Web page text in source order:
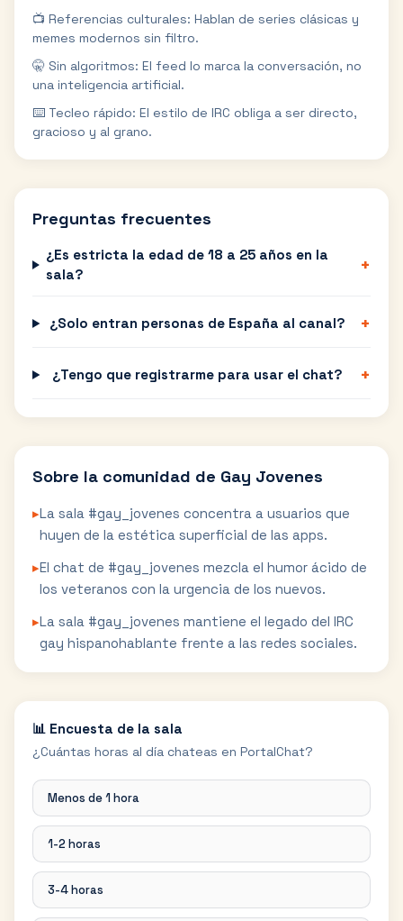
📺 Referencias culturales: Hablan de series clásicas y
memes modernos sin filtro.
🤫 Sin algoritmos: El feed lo marca la conversación, no
una inteligencia artificial.
⌨️ Tecleo rápido: El estilo de IRC obliga a ser directo,
gracioso y al grano.
Preguntas frecuentes
¿Es estricta la edad de 18 a 25 años en la
sala?
+
¿Solo entran personas de España al canal? +
¿Tengo que registrarme para usar el chat? +
Sobre la comunidad de Gay Jovenes
▸La sala #gay_jovenes concentra a usuarios que
huyen de la estética superficial de las apps.
▸El chat de #gay_jovenes mezcla el humor ácido de
los veteranos con la urgencia de los nuevos.
▸La sala #gay_jovenes mantiene el legado del IRC
gay hispanohablante frente a las redes sociales.
📊 Encuesta de la sala
¿Cuántas horas al día chateas en PortalChat?
Menos de 1 hora
1-2 horas
3-4 horas